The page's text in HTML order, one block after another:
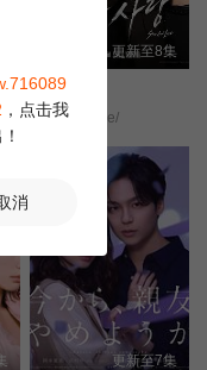
更新至8集
罪与爱
Sin And Love/
更新至7集
，点击我
消